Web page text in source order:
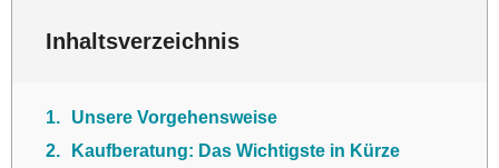
Inhaltsverzeichnis
1
Unsere Vorgehensweise
2
Kaufberatung: Das Wichtigste in Kürze